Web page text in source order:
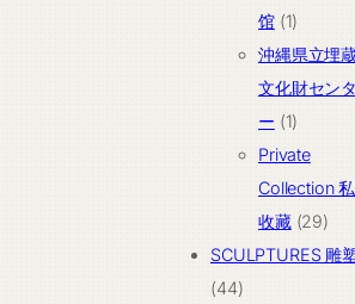
产
品
馆 11
个
产
品
沖縄県立埋
文化財センタ
ー 11
个
产
品
Private
Collection
收藏 2929
个
SCULPTURES 雕
4444